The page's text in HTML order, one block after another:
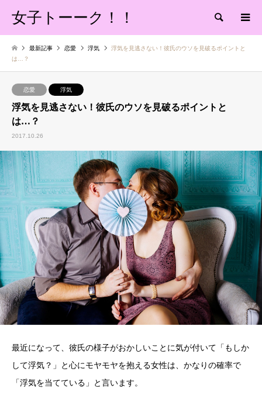
女子トーーク！！ 検索
最新記事 恋愛 浮気
浮気を見逃さない！彼氏のウソを見破るポイントと
は…？
恋愛 浮気
浮気を見逃さない！彼氏のウソを見破るポイントと
は…？
2017.10.26
最近になって、彼氏の様子がおかしいことに気が付いて「もしか
して浮気？」と心にモヤモヤを抱える女性は、かなりの確率で
「浮気を当てている」と言います。